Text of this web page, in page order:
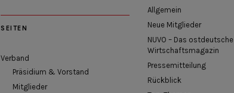
SEITEN
Verband
Präsidium & Vorstand
Mitglieder
Allgemein
Neue Mitglieder
NUVO – Das ostdeutsche
Wirtschaftsmagazin
Pressemitteilung
Rückblick